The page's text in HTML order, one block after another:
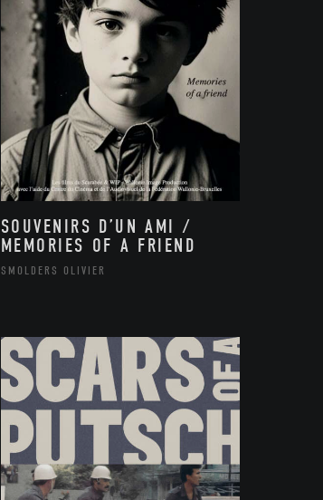
SOUVENIRS D’UN AMI /
MEMORIES OF A FRIEND
SMOLDERS OLIVIER